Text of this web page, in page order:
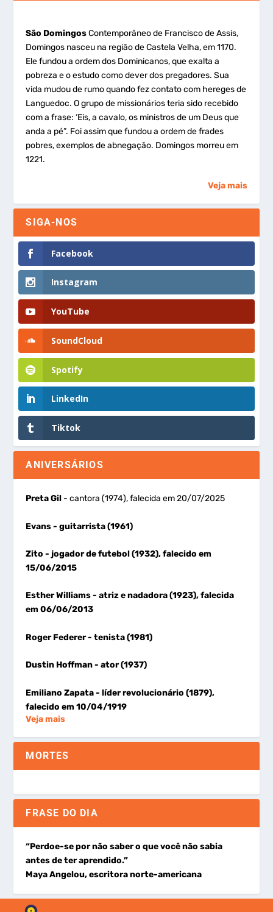
São DomingosContemporâneo de Francisco de Assis,
Domingos nasceu na região de Castela Velha, em 1170.
Ele fundou a ordem dos Dominicanos, que exalta a
pobreza e o estudo como dever dos pregadores. Sua
vida mudou de rumo quando fez contato com hereges de
Languedoc. O grupo de missionários teria sido recebido
com a frase: ‘Eis, a cavalo, os ministros de um Deus que
anda a pé”. Foi assim que fundou a ordem de frades
pobres, exemplos de abnegação. Domingos morreu em
1221.
Veja mais
SIGA-NOS
Facebook
Instagram
YouTube
SoundCloud
Spotify
LinkedIn
Tiktok
ANIVERSÁRIOS
Preta Gil - cantora (1974), falecida em 20/07/2025
Evans- guitarrista (1961)
Zito- jogador de futebol (1932), falecido em
15/06/2015
Esther Williams- atriz e nadadora (1923), falecida
em 06/06/2013
Roger Federer- tenista (1981)
Dustin Hoffman- ator (1937)
Emiliano Zapata- líder revolucionário (1879),
falecido em 10/04/1919
Veja mais
MORTES
FRASE DO DIA
“Perdoe-se por não saber o que você não sabia
antes de ter aprendido.”
Maya Angelou, escritora norte-americana